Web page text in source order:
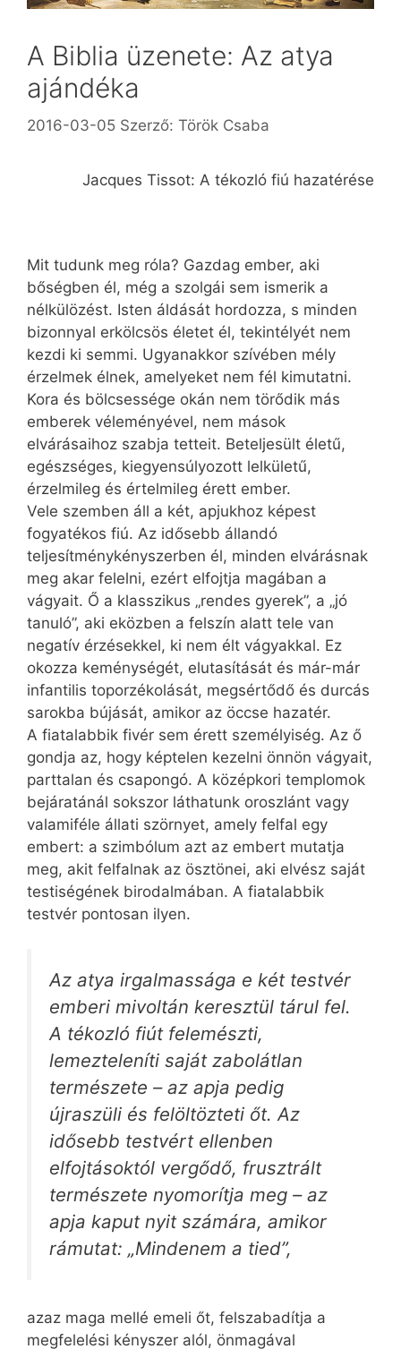
A Biblia üzenete: Az atya
ajándéka
2016-03-05 Szerző: Török Csaba
Jacques Tissot: A tékozló fiú hazatérése
Mit tudunk meg róla? Gazdag ember, aki
bőségben él, még a szolgái sem ismerik a
nélkülözést. Isten áldását hordozza, s minden
bizonnyal erkölcsös életet él, tekintélyét nem
kezdi ki semmi. Ugyan­akkor szívében mély
érzelmek élnek, amelyeket nem fél kimutatni.
Kora és bölcsessége okán nem törődik más
emberek véleményével, nem mások
elvárásaihoz szabja tetteit. Beteljesült életű,
egészséges, kiegyensúlyozott lelkületű,
érzelmileg és értelmileg érett ember.
Vele szemben áll a két, apjukhoz képest
fogyatékos fiú. Az idősebb állandó
teljesítménykényszerben él, minden elvárásnak
meg akar felelni, ezért elfojtja magában a
vágyait. Ő a klasszikus „rendes gyerek”, a „jó
tanuló”, aki eközben a felszín alatt tele van
negatív érzésekkel, ki nem élt vágyakkal. Ez
okozza keménységét, elutasítását és már-már
infantilis toporzékolását, megsértődő és durcás
sarokba bújását, amikor az öccse hazatér.
A fiatalabbik fivér sem érett személyiség. Az ő
gondja az, hogy képtelen kezelni önnön vágyait,
parttalan és csapongó. A középkori templomok
bejáratánál sokszor láthatunk oroszlánt vagy
valamiféle állati szörnyet, amely felfal egy
embert: a szimbólum azt az embert mutatja
meg, akit felfalnak az ösztönei, aki elvész saját
testiségének birodalmában. A fiatalabbik
testvér pontosan ilyen.
Az atya irgalmassága e két testvér
emberi mivoltán keresztül tárul fel.
A tékozló fiút felemészti,
lemezteleníti saját zabolátlan
természete – az apja pedig
újraszüli és felöltözteti őt. Az
idősebb testvért ellenben
elfojtásoktól vergődő, frusztrált
természete nyomorítja meg – az
apja kaput nyit számára, amikor
rámutat: „Mindenem a tied”,
azaz maga mellé emeli őt, felszabadítja a
megfelelési kényszer alól, önmagával